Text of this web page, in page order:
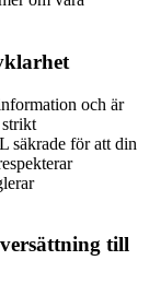
och är
säkrade för att din
till